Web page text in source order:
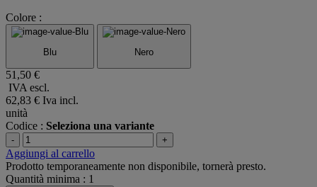
Colore :
Blu Nero
51,50 €
IVA escl.
62,83 € Iva incl.
unità
Codice : Seleziona una variante
- +
Aggiungi al carrello
Prodotto temporaneamente non disponibile, tornerà presto.
Quantità minima : 1